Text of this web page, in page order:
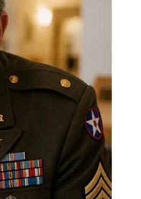
osjetili
biste mogli upoznati